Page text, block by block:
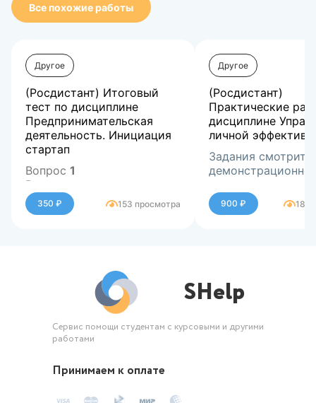
Все похожие работы
Другое
(Росдистант) Итоговый
тест по дисциплине
Предпринимательская
деятельность. Инициация
стартап
Вопрос 1
Верно
Баллов: 1,0 из 1,0
Отметить вопрос
несоответствием
ожидания и реальности и
требует создания нового
рационального решения?
Выберите один ответ:
Решение
Инициатива
Вопрос2
Баллов: 1,0 из 1,0
350 ₽ 153 просмотра
Другое
(Росдистант)
Практические
дисциплине
личной
Задания смотрите
900 ₽ 186
SHelp
Сервис помощи студентам с курсовыми и другими
работами
Принимаем к оплате